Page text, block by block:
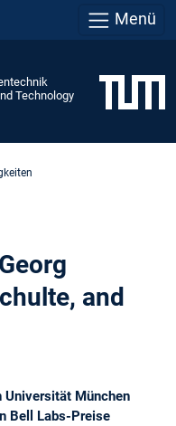
Menü
Technology
and
Universität München
Bell Labs-Preise